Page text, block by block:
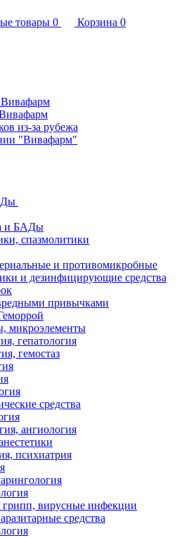
товары 0 Корзина 0
из-за рубежа
"Вивафарм"
и БАДы
спазмолитики
и противомикробные
и дезинфицирующие средства
привычками
микроэлементы
гепатология
гемостаз
средства
ангиология
психиатрия
грипп, вирусные инфекции
средства